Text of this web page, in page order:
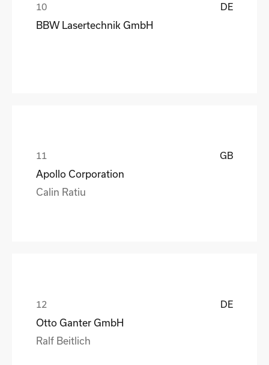
DE
BBW Lasertechnik GmbH
GB
Apollo Corporation
Calin Ratiu
DE
Otto Ganter GmbH
Ralf Beitlich